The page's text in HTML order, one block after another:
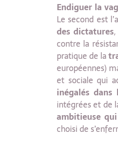
Endiguer la
Le second est
des dictatures
contre la
pratique de la
européennes)
et sociale qui
inégalés dans
intégrées et de
ambitieuse
choisi de